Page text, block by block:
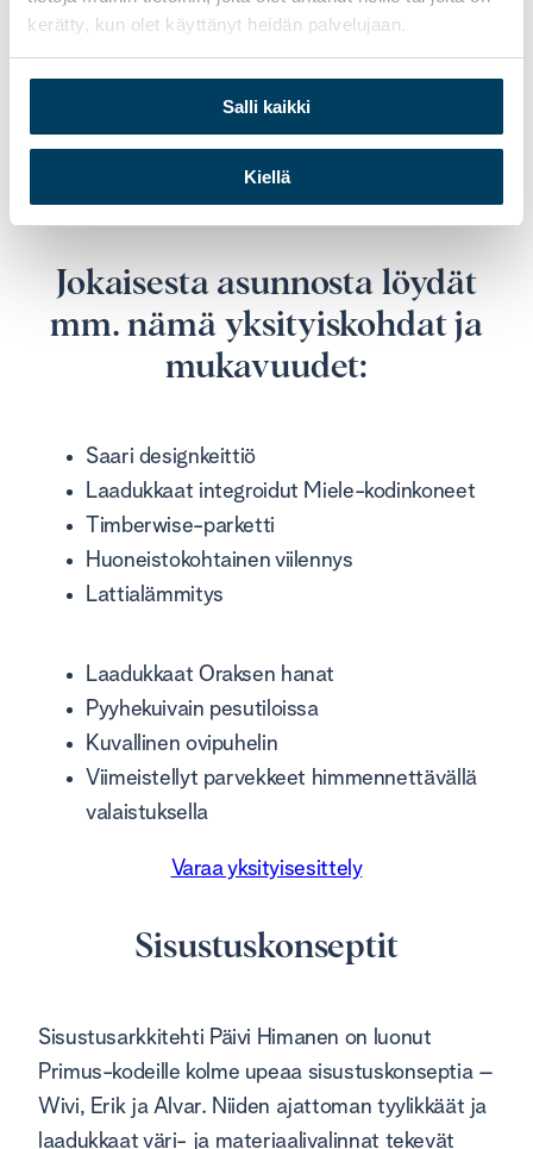
kerätty, kun olet käyttänyt heidän palvelujaan.
Salli kaikki
Kiellä
Jokaisesta asunnosta löydät
mm. nämä yksityiskohdat ja
mukavuudet:
Saari designkeittiö
Laadukkaat integroidut Miele-kodinkoneet
Timberwise-parketti
Huoneistokohtainen viilennys
Lattialämmitys
Laadukkaat Oraksen hanat
Pyyhekuivain pesutiloissa
Kuvallinen ovipuhelin
Viimeistellyt parvekkeet himmennettävällä
valaistuksella
Varaa yksityisesittely
Sisustuskonseptit
Sisustusarkkitehti Päivi Himanen on luonut
Primus-kodeille kolme upeaa sisustuskonseptia –
Wivi, Erik ja Alvar. Niiden ajattoman tyylikkäät ja
laadukkaat väri- ja materiaalivalinnat tekevät